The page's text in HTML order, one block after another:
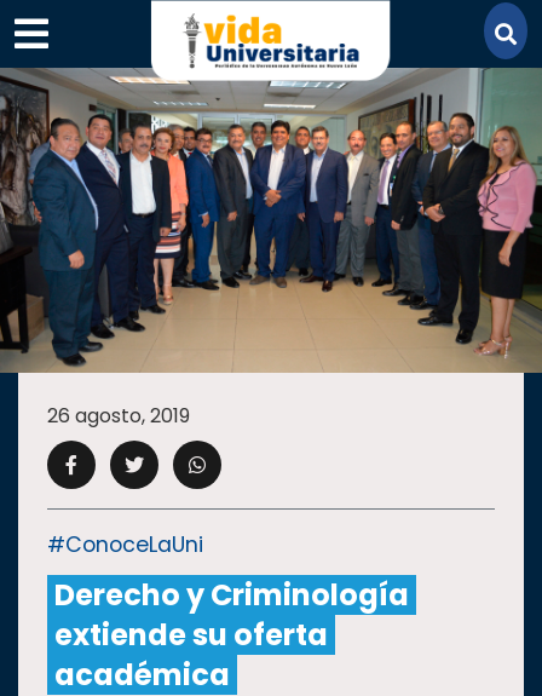
×
SECCIONES
ACADEMIA
CAMPUS UANL
CULTURA
DEPORTES
26 agosto, 2019
#ConoceLaUni
Derecho y Criminología
extiende su oferta
académica